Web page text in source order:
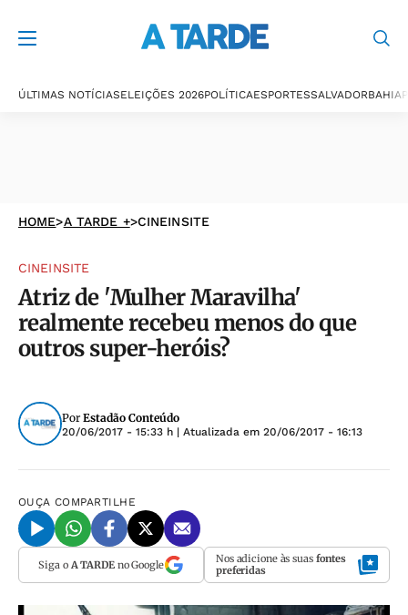
ÚLTIMAS NOTÍCIASELEIÇÕES 2026POLÍTICAESPORTESSALVADORBAHIA
HOME>A TARDE +>CINEINSITE
CINEINSITE
Atriz de 'Mulher Maravilha'
realmente recebeu menos do que
outros super-heróis?
Por Estadão Conteúdo
20/06/2017 - 15:33 h | Atualizada em 20/06/2017 - 16:13
OUÇA COMPARTILHE
Siga o A TARDEno Google Nos adicione às suas fontes
preferidas